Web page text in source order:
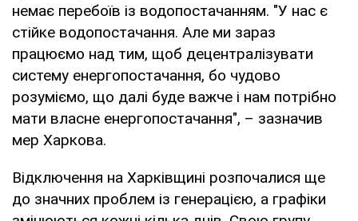
область
Херсон та
Херсонська
область
https://ksoe.com.ua/cabinet/login/
особистому кабінеті)
та область
https://hoe.com.ua/shutdown/new
Черкаси та
https://cherkasyoblenergo.com/off
немає перебоїв із водопостачанням. "У нас є
стійке водопостачання. Але ми зараз
працюємо над тим, щоб децентралізувати
систему енергопостачання, бо чудово
розуміємо, що далі буде важче і нам потрібно
мати власне енергопостачання", – зазначив
мер Харкова.
Відключення на Харківщині розпочалися ще
до значних проблем із генерацією, а графіки